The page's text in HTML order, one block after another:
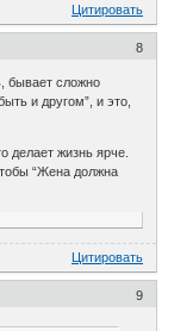
Цитировать
8
бывает сложно
и другом”, и это,
жизнь ярче.
“Жена должна
Цитировать
9